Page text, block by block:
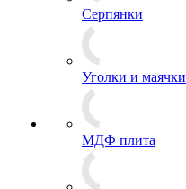
Серпянки
Уголки и маячки
МДФ плита